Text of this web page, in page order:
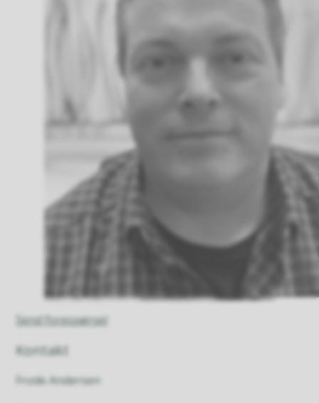
Send forespørsel
Kontakt
Frode Andersen